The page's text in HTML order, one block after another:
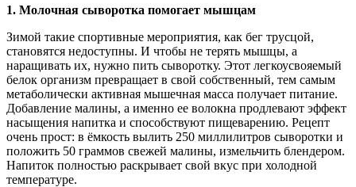
1. Молочная сыворотка помогает мышцам
Зимой такие спортивные мероприятия, как бег трусцой,
становятся недоступны. И чтобы не терять мышцы, а
наращивать их, нужно пить сыворотку. Этот легкоусвояемый
белок организм превращает в свой собственный, тем самым
метаболически активная мышечная масса получает питание.
Добавление малины, а именно ее волокна продлевают эффект
насыщения напитка и способствуют пищеварению. Рецепт
очень прост: в ёмкость вылить 250 миллилитров сыворотки и
положить 50 граммов свежей малины, измельчить блендером.
Напиток полностью раскрывает свой вкус при холодной
температуре.